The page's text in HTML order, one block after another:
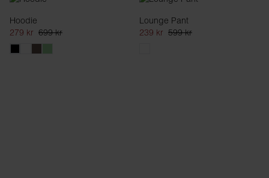
Hoodie
279 kr 699 kr
Lounge Pant
239 kr 599 kr